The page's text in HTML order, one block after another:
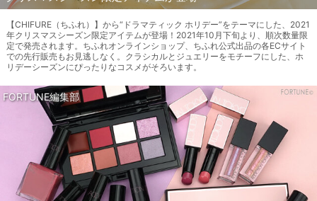
【CHIFURE（ちふれ）】から“ドラマティック ホリデー”をテーマにした、2021
年クリスマスシーズン限定アイテムが登場！2021年10月下旬より、順次数量限
定で発売されます。ちふれオンラインショップ、ちふれ公式出品の各ECサイト
での先行販売もお見逃しなく。クラシカルとジュエリーをモチーフにした、ホ
リデーシーズンにぴったりなコスメがそろいます。
FORTUNE編集部